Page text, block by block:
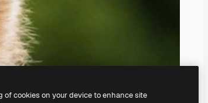
of cookies on your device to enhance site